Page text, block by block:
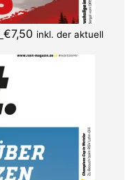
€7,50 inkl. der aktuell